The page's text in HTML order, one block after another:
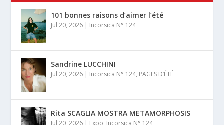
101 bonnes raisons d’aimer l’été
Jul 20, 2026 | Incorsica N° 124
Sandrine LUCCHINI
Jul 20, 2026 | Incorsica N° 124, PAGES D’ÉTÉ
Rita SCAGLIA MOSTRA METAMORPHOSIS
Jul 20, 2026 | Expo, Incorsica N° 124